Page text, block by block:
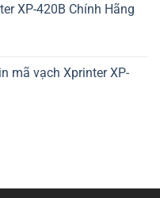
XP-420B Chính Hãng
mã vạch Xprinter XP-